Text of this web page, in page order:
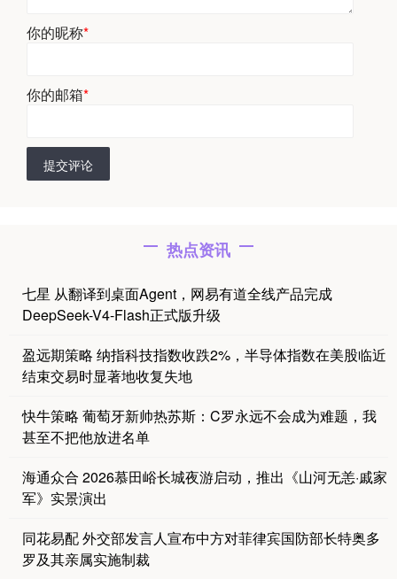
你的昵称*
你的邮箱*
提交评论
热点资讯
七星 从翻译到桌面Agent，网易有道全线产品完成
DeepSeek-V4-Flash正式版升级
盈远期策略 纳指科技指数收跌2%，半导体指数在美股临近
结束交易时显著地收复失地
快牛策略 葡萄牙新帅热苏斯：C罗永远不会成为难题，我
甚至不把他放进名单
海通众合 2026慕田峪长城夜游启动，推出《山河无恙·戚家
军》实景演出
同花易配 外交部发言人宣布中方对菲律宾国防部长特奥多
罗及其亲属实施制裁